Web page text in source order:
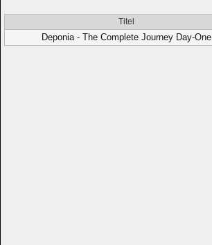
Titel
Deponia - The Complete Journey Day-One